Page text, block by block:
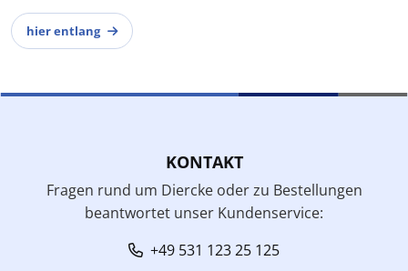
hier entlang
KONTAKT
Fragen rund um Diercke oder zu Bestellungen
beantwortet unser Kundenservice:
+49 531 123 25 125